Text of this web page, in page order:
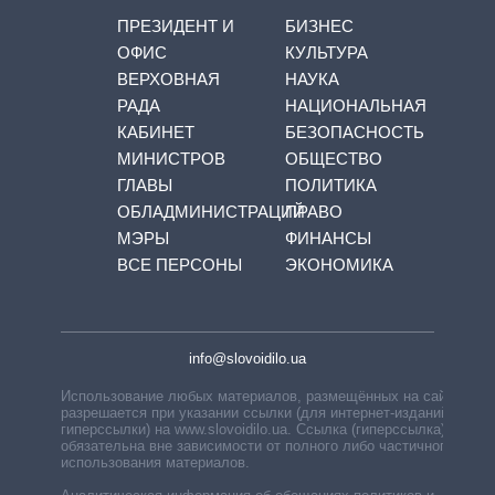
ПРЕЗИДЕНТ И
ОФИС
ВЕРХОВНАЯ
РАДА
КАБИНЕТ
МИНИСТРОВ
ГЛАВЫ
ОБЛАДМИНИСТРАЦИЙ
МЭРЫ
ВСЕ ПЕРСОНЫ
БИЗНЕС
КУЛЬТУРА
НАУКА
НАЦИОНАЛЬНАЯ
БЕЗОПАСНОСТЬ
ОБЩЕСТВО
ПОЛИТИКА
ПРАВО
ФИНАНСЫ
ЭКОНОМИКА
info@slovoidilo.ua
Использование любых материалов, размещённых на сайте,
разрешается при указании ссылки (для интернет-изданий —
гиперссылки) на www.slovoidilo.ua. Ссылка (гиперссылка)
обязательна вне зависимости от полного либо частичного
использования материалов.